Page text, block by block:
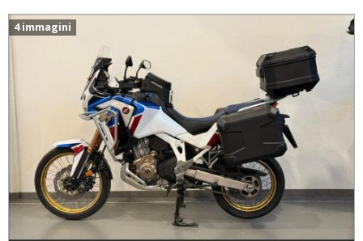
4 immagini